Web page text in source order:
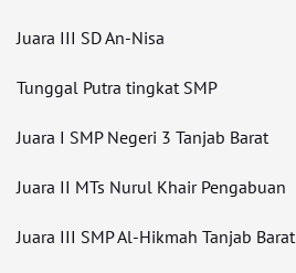
Juara III SD An-Nisa
Tunggal Putra tingkat SMP
Juara I SMP Negeri 3 Tanjab Barat
Juara II MTs Nurul Khair Pengabuan
Juara III SMP Al-Hikmah Tanjab Barat